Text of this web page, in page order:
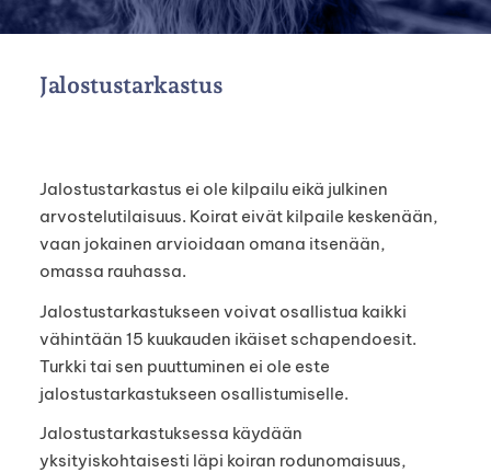
Jalostustarkastus
Jalostustarkastus ei ole kilpailu eikä julkinen
arvostelutilaisuus. Koirat eivät kilpaile keskenään,
vaan jokainen arvioidaan omana itsenään,
omassa rauhassa.
Jalostustarkastukseen voivat osallistua kaikki
vähintään 15 kuukauden ikäiset schapendoesit.
Turkki tai sen puuttuminen ei ole este
jalostustarkastukseen osallistumiselle.
Jalostustarkastuksessa käydään
yksityiskohtaisesti läpi koiran rodunomaisuus,